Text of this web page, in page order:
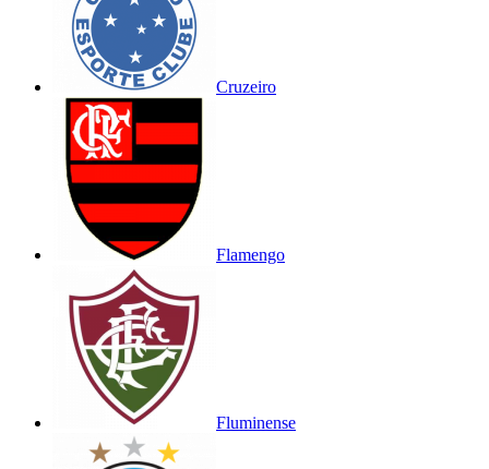
Cruzeiro
Flamengo
Fluminense